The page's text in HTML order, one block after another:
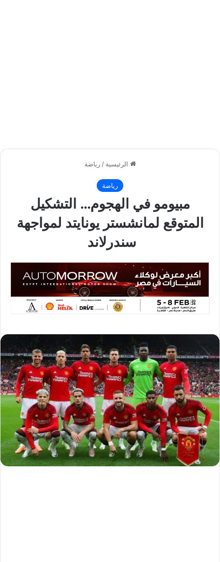
الرئيسية / رياضة
رياضة
مبيومو في الهجوم… التشكيل
المتوقع لمانشستر يونايتد لمواجهة
سندرلاند